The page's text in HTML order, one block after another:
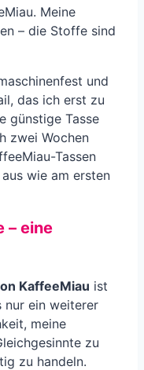
Meine
– die Stoffe sind
und
das ich erst zu
günstige Tasse
zwei Wochen
Tassen
wie am ersten
– eine
KaffeeMiau ist
nur ein weiterer
meine
zu
zu handeln.